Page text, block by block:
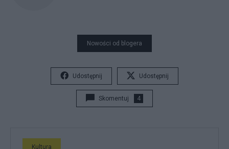
Nowości od blogera
Udostępnij Udostępnij
Skomentuj 4
Kultura